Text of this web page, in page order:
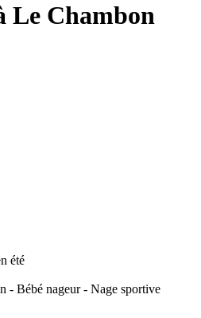
Le Chambon
été
- Bébé nageur - Nage sportive